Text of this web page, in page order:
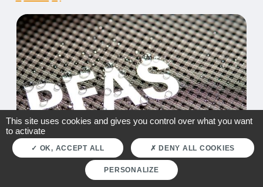
Contenus
Atmo engage des travaux sur les « polluants
Visuel
This site uses cookies and gives you control over what you want
to activate
OK, ACCEPT ALL DENY ALL COOKIES
PERSONALIZE